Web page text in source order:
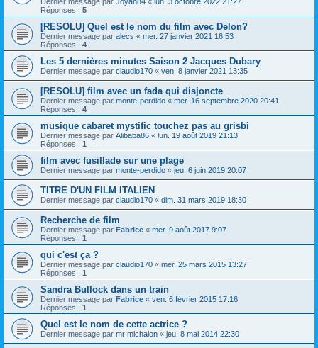
Réponses : 5
[RESOLU] Quel est le nom du film avec Delon?
Dernier message par alecs « mer. 27 janvier 2021 16:53
Réponses : 4
Les 5 dernières minutes Saison 2 Jacques Dubary
Dernier message par claudio170 « ven. 8 janvier 2021 13:35
[RESOLU] film avec un fada qui disjoncte
Dernier message par monte-perdido « mer. 16 septembre 2020 20:41
Réponses : 4
musique cabaret mystific touchez pas au grisbi
Dernier message par Alibaba86 « lun. 19 août 2019 21:13
Réponses : 1
film avec fusillade sur une plage
Dernier message par monte-perdido « jeu. 6 juin 2019 20:07
TITRE D'UN FILM ITALIEN
Dernier message par claudio170 « dim. 31 mars 2019 18:30
Recherche de film
Dernier message par Fabrice « mer. 9 août 2017 9:07
Réponses : 1
qui c'est ça ?
Dernier message par claudio170 « mer. 25 mars 2015 13:27
Réponses : 1
Sandra Bullock dans un train
Dernier message par Fabrice « ven. 6 février 2015 17:16
Réponses : 1
Quel est le nom de cette actrice ?
Dernier message par mr michalon « jeu. 8 mai 2014 22:30